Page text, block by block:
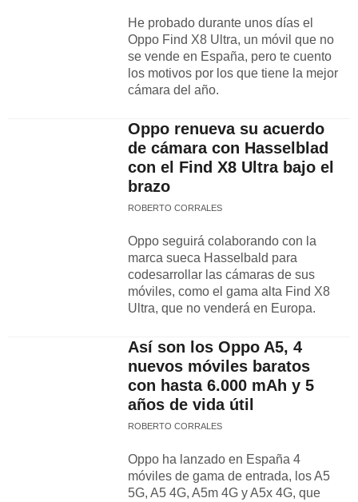
He probado durante unos días el
Oppo Find X8 Ultra, un móvil que no
se vende en España, pero te cuento
los motivos por los que tiene la mejor
cámara del año.
Oppo renueva su acuerdo
de cámara con Hasselblad
con el Find X8 Ultra bajo el
brazo
ROBERTO CORRALES
Oppo seguirá colaborando con la
marca sueca Hasselbald para
codesarrollar las cámaras de sus
móviles, como el gama alta Find X8
Ultra, que no venderá en Europa.
Así son los Oppo A5, 4
nuevos móviles baratos
con hasta 6.000 mAh y 5
años de vida útil
ROBERTO CORRALES
Oppo ha lanzado en España 4
móviles de gama de entrada, los A5
5G, A5 4G, A5m 4G y A5x 4G, que